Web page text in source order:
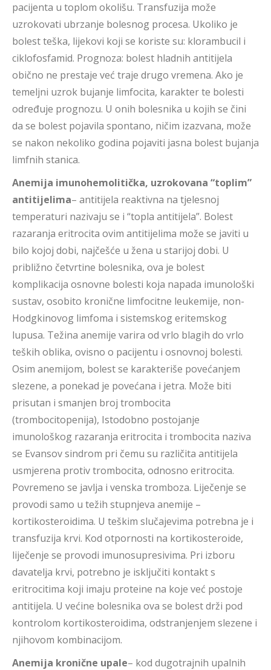
pacijenta u toplom okolišu. Transfuzija može
uzrokovati ubrzanje bolesnog procesa. Ukoliko je
bolest teška, lijekovi koji se koriste su: klorambucil i
ciklofosfamid. Prognoza: bolest hladnih antitijela
obično ne prestaje već traje drugo vremena. Ako je
temeljni uzrok bujanje limfocita, karakter te bolesti
određuje prognozu. U onih bolesnika u kojih se čini
da se bolest pojavila spontano, ničim izazvana, može
se nakon nekoliko godina pojaviti jasna bolest bujanja
limfnih stanica.
Anemija imunohemolitička, uzrokovana “toplim”
antitijelima– antitijela reaktivna na tjelesnoj
temperaturi nazivaju se i “topla antitijela”. Bolest
razaranja eritrocita ovim antitijelima može se javiti u
bilo kojoj dobi, najčešće u žena u starijoj dobi. U
približno četvrtine bolesnika, ova je bolest
komplikacija osnovne bolesti koja napada imunološki
sustav, osobito kronične limfocitne leukemije, non-
Hodgkinovog limfoma i sistemskog eritemskog
lupusa. Težina anemije varira od vrlo blagih do vrlo
teških oblika, ovisno o pacijentu i osnovnoj bolesti.
Osim anemijom, bolest se karakteriše povećanjem
slezene, a ponekad je povećana i jetra. Može biti
prisutan i smanjen broj trombocita
(trombocitopenija), Istodobno postojanje
imunološkog razaranja eritrocita i trombocita naziva
se Evansov sindrom pri čemu su različita antitijela
usmjerena protiv trombocita, odnosno eritrocita.
Povremeno se javlja i venska tromboza. Liječenje se
provodi samo u težih stupnjeva anemije –
kortikosteroidima. U teškim slučajevima potrebna je i
transfuzija krvi. Kod otpornosti na kortikosteroide,
liječenje se provodi imunosupresivima. Pri izboru
davatelja krvi, potrebno je isključiti kontakt s
eritrocitima koji imaju proteine na koje već postoje
antitijela. U većine bolesnika ova se bolest drži pod
kontrolom kortikosteroidima, odstranjenjem slezene i
njihovom kombinacijom.
Anemija kronične upale– kod dugotrajnih upalnih